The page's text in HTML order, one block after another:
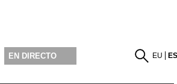
EN DIRECTO EU